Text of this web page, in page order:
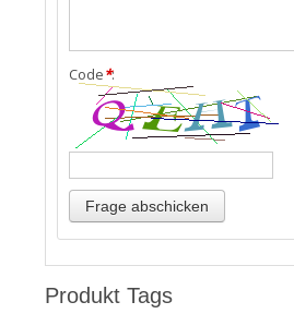
Code*:
Produkt Tags